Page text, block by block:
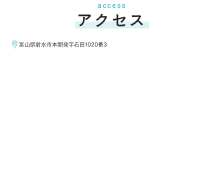
access
アクセス
富山県射水市本開発字石田1020番3